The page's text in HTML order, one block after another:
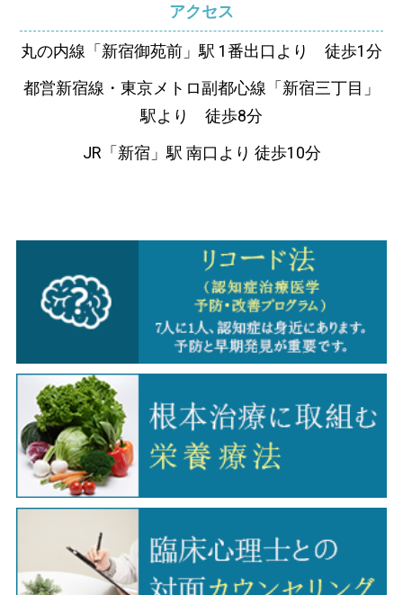
アクセス
丸の内線「新宿御苑前」駅 1番出口より 徒歩1分
都営新宿線・東京メトロ副都心線「新宿三丁目」
駅より 徒歩8分
JR「新宿」駅 南口より 徒歩10分